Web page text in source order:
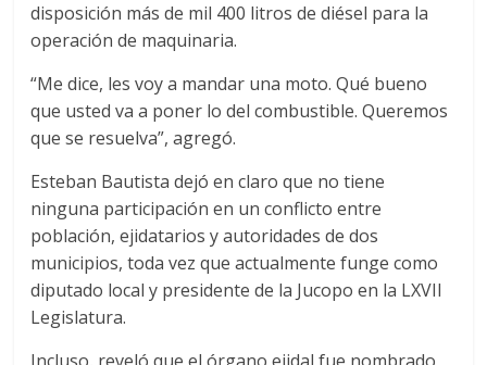
disposición más de mil 400 litros de diésel para la
operación de maquinaria.
“Me dice, les voy a mandar una moto. Qué bueno
que usted va a poner lo del combustible. Queremos
que se resuelva”, agregó.
Esteban Bautista dejó en claro que no tiene
ninguna participación en un conflicto entre
población, ejidatarios y autoridades de dos
municipios, toda vez que actualmente funge como
diputado local y presidente de la Jucopo en la LXVII
Legislatura.